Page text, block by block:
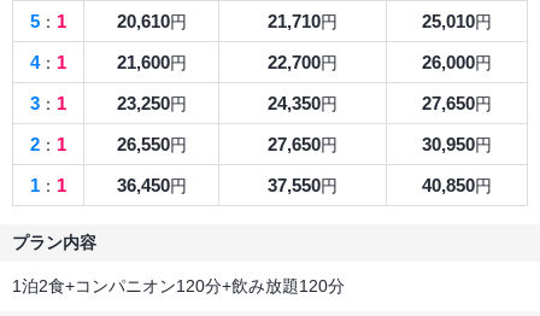
5 ： 1 20,610円 21,710円 25,010円
4： 1 21,600円 22,700円 26,000円
3 ： 1 23,250円 24,350円 27,650円
2 ： 1 26,550円 27,650円 30,950円
1 ： 1 36,450円 37,550円 40,850円
プラン内容
1泊2食+コンパニオン120分+飲み放題120分